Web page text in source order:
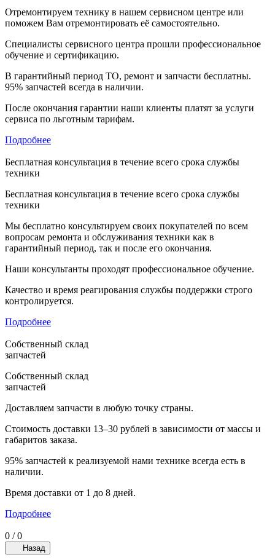
Отремонтируем технику в нашем сервисном центре или
поможем Вам отремонтировать её самостоятельно.
Специалисты сервисного центра прошли профессиональное
обучение и сертификацию.
В гарантийный период ТО, ремонт и запчасти бесплатны.
95% запчастей всегда в наличии.
После окончания гарантии наши клиенты платят за услуги
сервиса по льготным тарифам.
Подробнее
Бесплатная консультация в течение всего срока службы
техники
Бесплатная консультация в течение всего срока службы
техники
Мы бесплатно консультируем своих покупателей по всем
вопросам ремонта и обслуживания техники как в
гарантийный период, так и после его окончания.
Наши консультанты проходят профессиональное обучение.
Качество и время реагирования службы поддержки строго
контролируется.
Подробнее
Собственный склад
запчастей
Собственный склад
запчастей
Доставляем запчасти в любую точку страны.
Стоимость доставки 13–30 рублей в зависимости от массы и
габаритов заказа.
95% запчастей к реализуемой нами технике всегда есть в
наличии.
Время доставки от 1 до 8 дней.
Подробнее
0 /0
Назад